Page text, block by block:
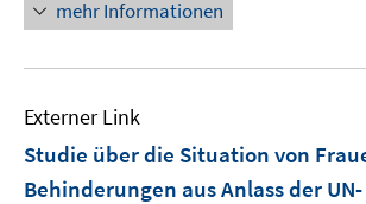
mehr Informationen
Externer Link
Studie über die Situation von
Behinderungen aus Anlass der UN-